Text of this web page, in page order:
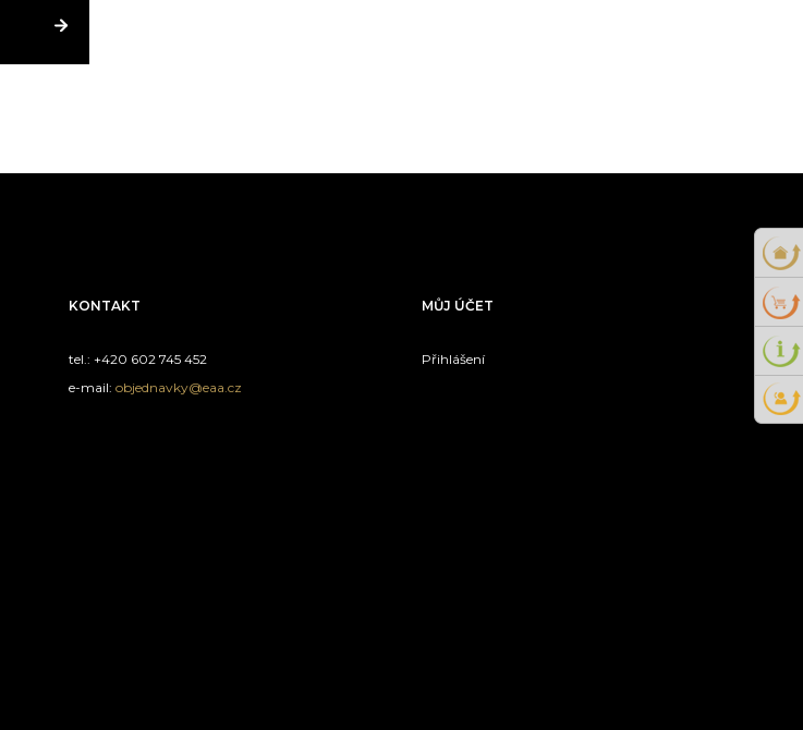
KONTAKT
tel.: +420 602 745 452
e-mail: objednavky@eaa.cz
MŮJ ÚČET
Přihlášení